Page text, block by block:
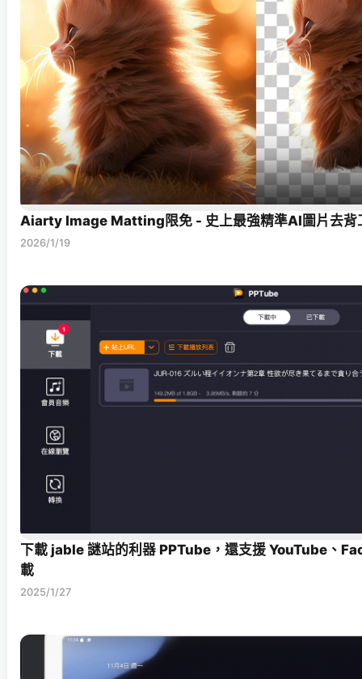
Aiarty Image Matting限免 - 史上最強精準AI圖片去背
2026/1/19
下載 jable 謎站的利器 PPTube，還支援 YouTube、
載
2025/1/27